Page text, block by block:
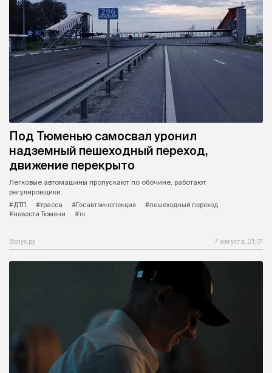
Под Тюменью самосвал уронил
надземный пешеходный переход,
движение перекрыто
Легковые автомашины пропускают по обочине, работают
регулировщики.
#ДТП
#трасса #Госавтоинспекция
#пешеходный переход
#новости Тюмени
#тк
Вслух.ру 7 августа, 21:01